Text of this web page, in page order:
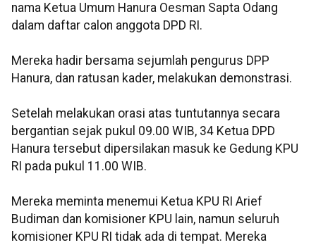
nama Ketua Umum Hanura Oesman Sapta Odang
dalam daftar calon anggota DPD RI.
Mereka hadir bersama sejumlah pengurus DPP
Hanura, dan ratusan kader, melakukan demonstrasi.
Setelah melakukan orasi atas tuntutannya secara
bergantian sejak pukul 09.00 WIB, 34 Ketua DPD
Hanura tersebut dipersilakan masuk ke Gedung KPU
RI pada pukul 11.00 WIB.
Mereka meminta menemui Ketua KPU RI Arief
Budiman dan komisioner KPU lain, namun seluruh
komisioner KPU RI tidak ada di tempat. Mereka